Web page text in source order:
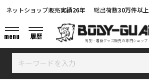
防犯・護身グッズ販売の専門ショップ
ネットショップ販売実績26年 総出荷数30万件以上
menu 履歴